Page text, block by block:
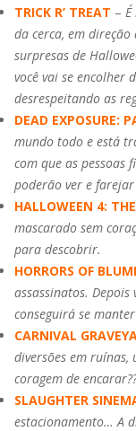
TRICK R’ TREAT –
da cerca, em
surpresas de
você vai se encolher
desrespeitando as
DEAD EXPOSURE:
mundo todo e está
com que as pessoas
poderão ver e farejar
HALLOWEEN 4:
mascarado sem
para descobrir.
HORRORS OF
assassinatos.
conseguirá se
CARNIVAL
diversões em
coragem de
SLAUGHTER
estacionamento… A